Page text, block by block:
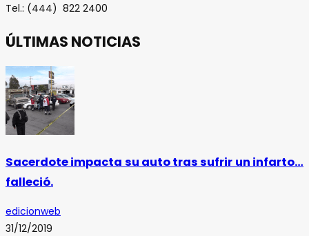
Tel.: (444) 822 2400
ÚLTIMAS NOTICIAS
Sacerdote impacta su auto tras sufrir un infarto…
falleció.
edicionweb
31/12/2019